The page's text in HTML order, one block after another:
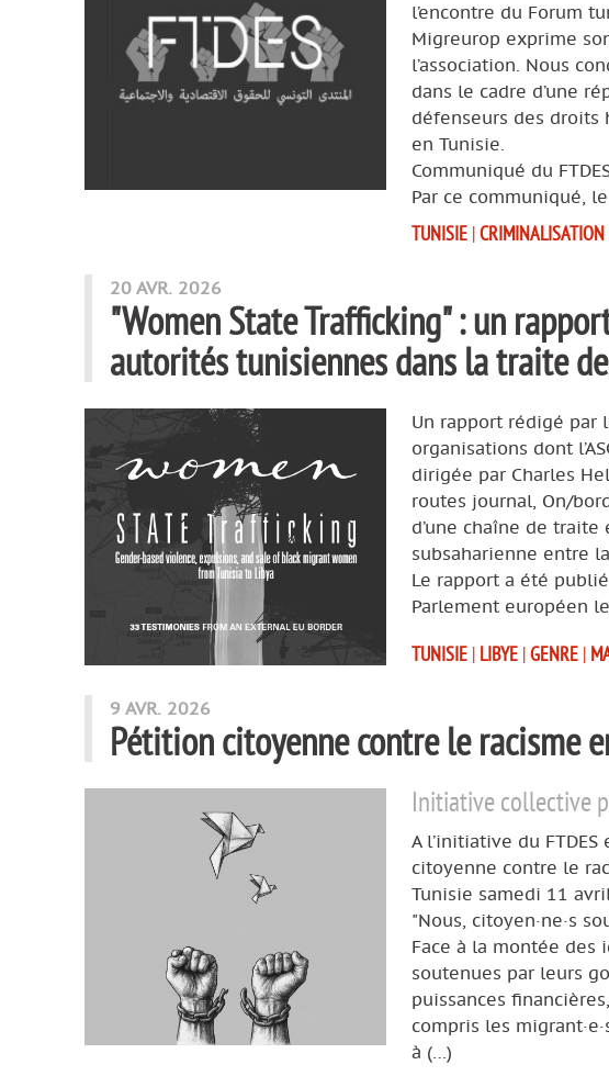
l’encontre du Forum
Migreurop exprime
l’association. Nous
dans le cadre d’une
défenseurs des droits
en Tunisie.
Communiqué du
Par ce communiqué,
TUNISIE |
20 AVR. 2026
"Women State Trafficking" : un
autorités tunisiennes dans la traite
Un rapport rédigé par
organisations dont
dirigée par Charles
routes journal, On/
d’une chaîne de
subsaharienne entre
Le rapport a été
Parlement européen
TUNISIE | LIBYE |GENRE |
9 AVR. 2026
Pétition citoyenne contre le racisme
Initiative collective
A l’initiative du
citoyenne contre le
Tunisie samedi 11
"Nous, citoyen·ne·s
Face à la montée des
soutenues par leurs
puissances
compris les
à (…)